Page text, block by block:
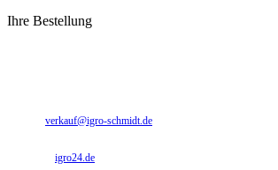
Ihre Bestellung
verkauf@igro-schmidt.de
igro24.de